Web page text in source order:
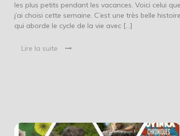
les plus petits pendant les vacances. Voici celui que
j’ai choisi cette semaine. C’est une très belle histoire
qui aborde le cycle de la vie avec […]
Lire la suite